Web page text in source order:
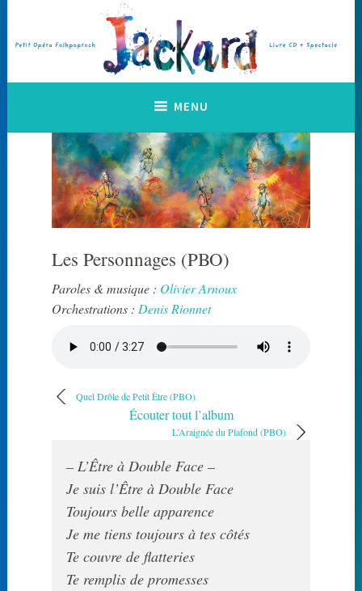
contenu
MENU
Les Personnages (PBO)
Paroles & musique : Olivier Arnoux
Orchestrations : Denis Rionnet
Quel Drôle de Petit Être (PBO)
Écouter tout l’album
L’Araignée du Plafond (PBO)
– L’Être à Double Face –
Je suis l’Être à Double Face
Toujours belle apparence
Je me tiens toujours à tes côtés
Te couvre de flatteries
Te remplis de promesses